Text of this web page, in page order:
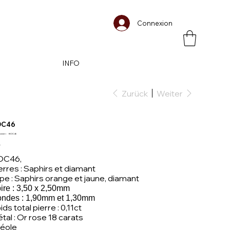
Connexion
INFO
Zurück Weiter
Artikelnummer:
BOC46
: Saphirs et diamant
: Saphirs orange et jaune, diamant
: 3,50 x 2,50mm
: 1,90mm et 1,30mm
total pierre : 0,11ct
: Or rose 18 carats